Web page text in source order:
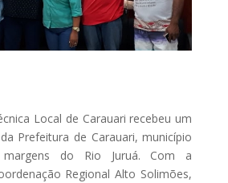
Local de Carauari recebeu um
Prefeitura de Carauari, município
margens do Rio Juruá. Com a
Regional Alto Solimões,